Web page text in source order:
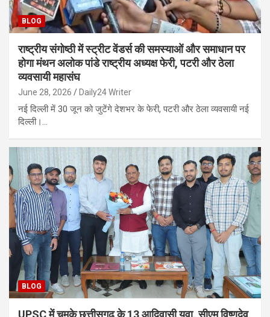
BLOG
राष्ट्रीय संगोष्ठी में स्ट्रीट वेंडर्स की समस्याओं और समाधान पर
होगा मंथन अलोक पांडे राष्ट्रीय अध्यक्ष फेरी, पटरी और ठेला
व्यवसायी महासंघ
June 28, 2026 Daily24 Writer
नई दिल्ली में 30 जून को जुटेंगे देशभर के फेरी, पटरी और ठेला व्यवसायी नई
दिल्ली।…
BLOG
UPSC में चमके छत्तीसगढ़ के 13 आदिवासी युवा, सीएम विष्णुदेव